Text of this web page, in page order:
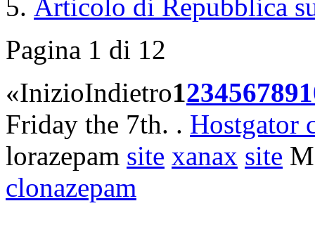
Articolo di Repubblica
Pagina 1 di 12
«InizioIndietro123456789
Friday the 7th. . Hostgator
lorazepam site xanax site
clonazepam